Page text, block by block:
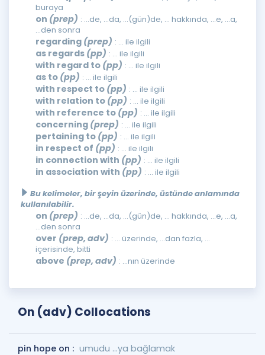
buraya
on (prep) : ...de, ...da, ...(gün)de, ... hakkında, ...e, ...a,
...den sonra
regarding (prep) : … ile ilgili
as regards (pp) : … ile ilgili
with regard to (pp) : … ile ilgili
as to (pp) : … ile ilgili
with respect to (pp) : … ile ilgili
with relation to (pp) : … ile ilgili
with reference to (pp) : … ile ilgili
concerning (prep) : … ile ilgili
pertaining to (pp) : … ile ilgili
in respect of (pp) : … ile ilgili
in connection with (pp) : … ile ilgili
in association with (pp) : … ile ilgili
Bu kelimeler, bir şeyin üzerinde, üstünde anlamında
kullanılabilir.
on (prep) : ...de, ...da, ...(gün)de, ... hakkında, ...e, ...a,
...den sonra
over (prep, adv) : ... üzerinde, ...dan fazla, ...
içerisinde, bitti
above (prep, adv) : ...nın üzerinde
On (adv) Collocations
pin hope on : umudu ...ya bağlamak